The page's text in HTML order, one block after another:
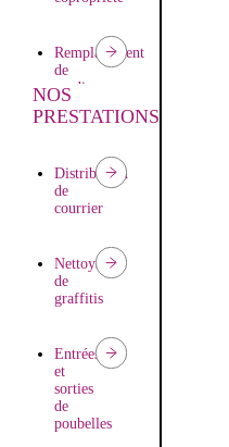
Remplacement
de
gardien
NOS
PRESTATIONS
Distribution
de
courrier
Nettoyage
de
graffitis
Entrées
et
sorties
de
poubelles